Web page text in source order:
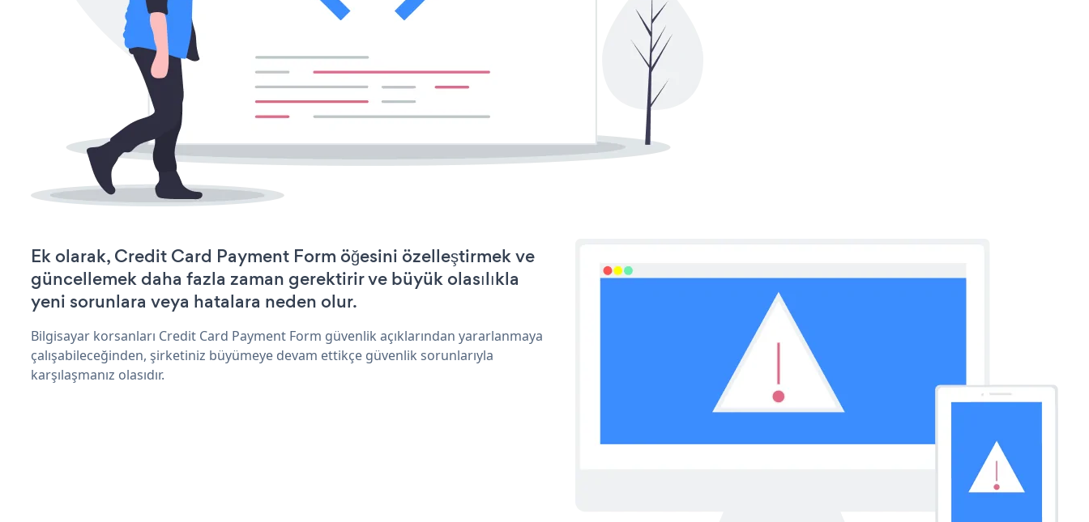
Ek olarak, Credit Card Payment Form öğesini özelleştirmek ve
güncellemek daha fazla zaman gerektirir ve büyük olasılıkla
yeni sorunlara veya hatalara neden olur.
Bilgisayar korsanları Credit Card Payment Form güvenlik açıklarından yararlanmaya
çalışabileceğinden, şirketiniz büyümeye devam ettikçe güvenlik sorunlarıyla
karşılaşmanız olasıdır.